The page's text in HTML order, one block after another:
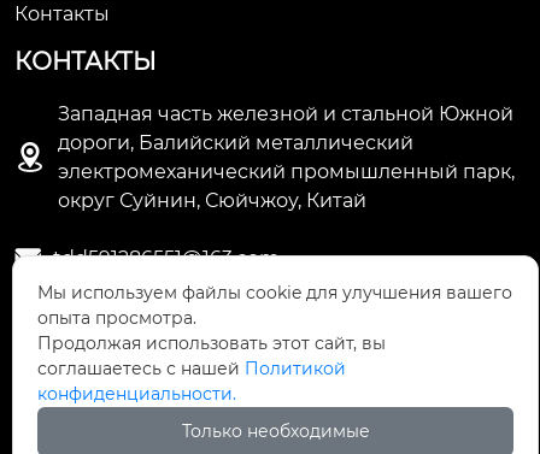
Контакты
КОНТАКТЫ

Западная часть железной и стальной Южной
дороги, Балийский металлический
электромеханический промышленный парк,
округ Суйнин, Сюйчжоу, Китай
 tdd591286551@163.com
 +86-13505222321
Copyright © ООО Производство труб Сюйчжоу Лонгцзян
Мы используем файлы cookie для улучшения вашего
опыта просмотра.
Продолжая использовать этот сайт, вы
соглашаетесь с нашей Политикой
конфиденциальности.
Только необходимые